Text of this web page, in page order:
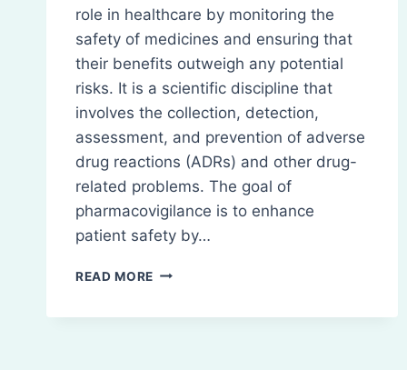
role in healthcare by monitoring the
safety of medicines and ensuring that
their benefits outweigh any potential
risks. It is a scientific discipline that
involves the collection, detection,
assessment, and prevention of adverse
drug reactions (ADRs) and other drug-
related problems. The goal of
pharmacovigilance is to enhance
patient safety by…
READ MORE PHARMACOVIGILANCE: